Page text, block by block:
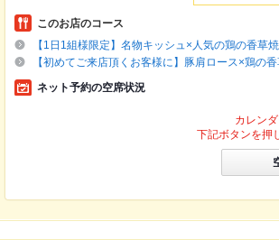
このお店のコース
【1日1組様限定】名物キッシュ×人気の鶏の香草
【初めてご来店頂くお客様に】豚肩ロース×鶏の
ネット予約の空席状況
カレン
下記ボタンを押